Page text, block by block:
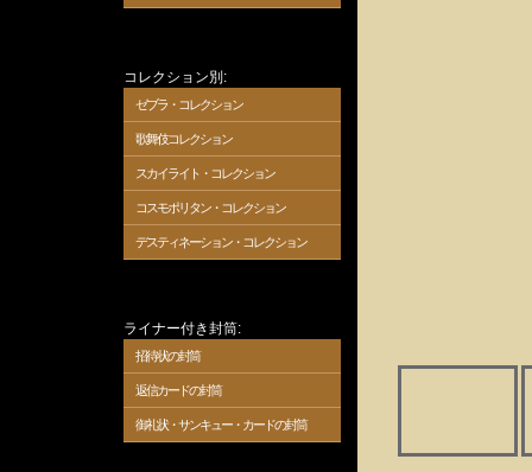
コレクション別:
ゼブラ・コレクション
歌舞伎コレクション
スカイライト・コレクション
コスモポリタン・コレクション
デスティネーション・コレクション
ライナー付き封筒:
招待状の封筒
返信カードの封筒
御礼状・サンキュー・カードの封筒